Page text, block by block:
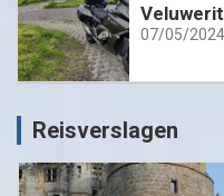
07/05/2024
Reisverslagen